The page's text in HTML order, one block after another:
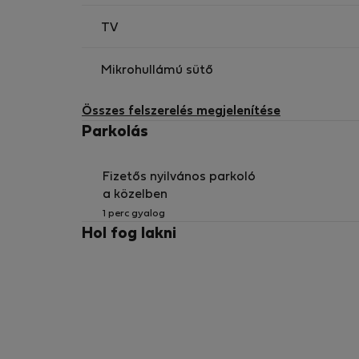
TV
Mikrohullámú sütő
Összes felszerelés megjelenítése
Parkolás
Fizetős nyilvános parkoló
a közelben
1 perc gyalog
Hol fog lakni